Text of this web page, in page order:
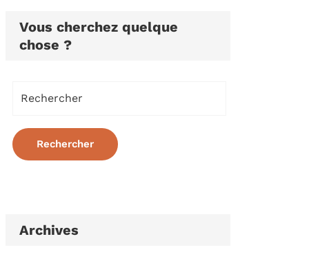
Vous cherchez quelque
chose ?
Archives